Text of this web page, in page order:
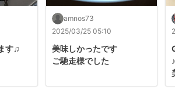
す♫
amnos73
2025/03/25 05:10
美味しかったです
ご馳走様でした